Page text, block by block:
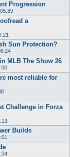
Progression
a
Sun Protection?
MLB The Show 26
most reliable for
Challenge in Forza
Builds